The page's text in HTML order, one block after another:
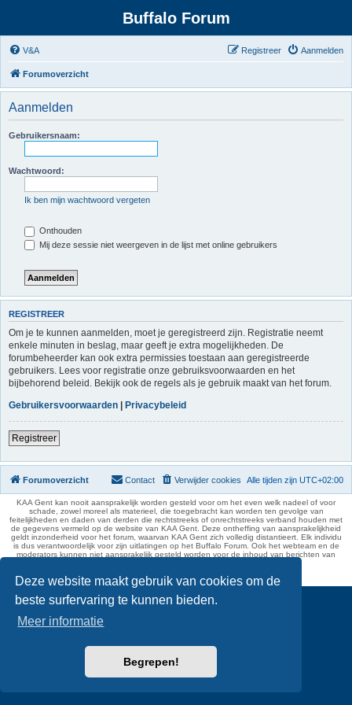
Deze website maakt gebruik van cookies om de
beste surfervaring te kunnen bieden.
Meer informatie
Begrepen!
Buffalo Forum
V&A Aanmelden
Registreer
Forumoverzicht
Aanmelden
Gebruikersnaam:
Wachtwoord:
Ik ben mijn wachtwoord vergeten
Onthouden
Mij deze sessie niet weergeven in de lijst met online gebruikers
REGISTREER
Om je te kunnen aanmelden, moet je geregistreerd zijn. Registratie neemt
enkele minuten in beslag, maar geeft je extra mogelijkheden. De
forumbeheerder kan ook extra permissies toestaan aan geregistreerde
gebruikers. Lees voor registratie onze gebruiksvoorwaarden en het
bijbehorend beleid. Bekijk ook de regels als je gebruik maakt van het forum.
Gebruikersvoorwaarden | Privacybeleid
Registreer
Forumoverzicht Alle tijden zijn UTC+02:00
Verwijder cookies
Contact
KAA Gent kan nooit aansprakelijk worden gesteld voor om het even welk nadeel of voor
schade, zowel moreel als materieel, die toegebracht kan worden ten gevolge van
feitelijkheden en daden van derden die rechtstreeks of onrechtstreeks verband houden met
de gegevens vermeld op de website van KAA Gent. Deze ontheffing van aansprakelijkheid
geldt inzonderheid voor het forum, waarvan KAA Gent zich volledig distantieert. Elk individu
is dus verantwoordelijk voor zijn uitlatingen op het Buffalo Forum. Ook het webteam en de
moderators kunnen niet aansprakelijk gesteld worden voor de inhoud van berichten van